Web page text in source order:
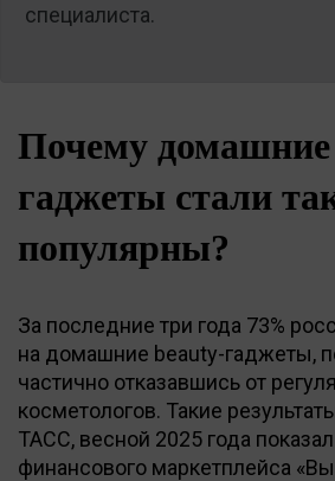
специалиста.
Почему
гаджеты стали
популярны?
За последние три года 73%
на домашние beauty-гаджеты,
частично отказавшись от
косметологов. Такие
ТАСС, весной 2025 года
финансового маркетплейса